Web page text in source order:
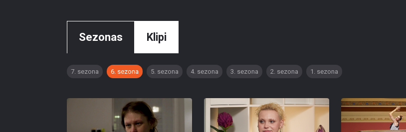
Sezonas Klipi
7. sezona 6. sezona 5. sezona 4. sezona 3. sezona 2. sezona 1. sezona